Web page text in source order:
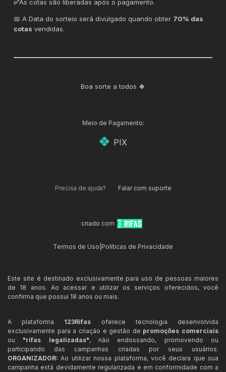
✅As cotas são liberadas após o pagamento.
📅 A Data do sorteio será divulgado quando obter 70% das
cotas vendidas.
Boa sorte a todos 🍀
Meio de Pagamento:
PIX
Precisa de ajuda? Falar com suporte
criado com
Termos de Uso Políticas de Privacidade
Este site é destinado exclusivamente para uso de pessoas maiores
de 18 anos. Ao acessar e utilizar os serviços oferecidos, você
confirma que possui 18 anos ou mais.
A plataforma 123Rifas oferece tecnologia desenvolvida
exclusivamente para a criação e gestão de promoções comerciais
ou "rifas legalizadas", não endossando, promovendo ou
participando das campanhas criadas por seus usuários.
ORGANIZADOR: Ao utilizar nossa plataforma, você declara que sua
campanha está devidamente regularizada e em conformidade com a